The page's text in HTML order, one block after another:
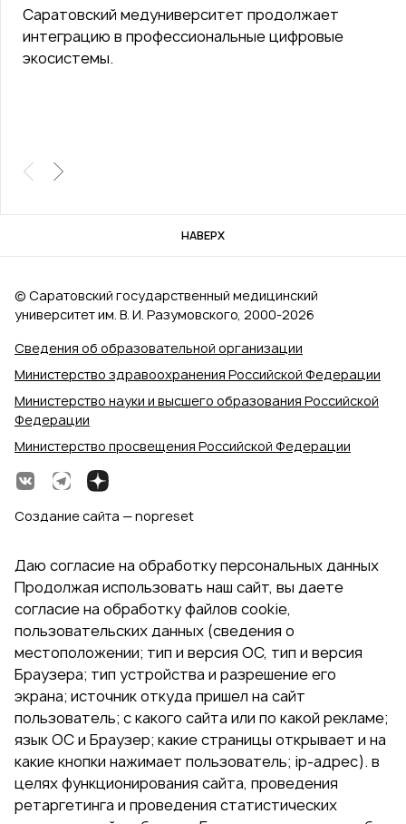
Саратовский медуниверситет продолжает
интеграцию в профессиональные цифровые
экосистемы.
НАВЕРХ
Сведения об образовательной организации
Министерство здравоохранения Российской Федерации
Министерство науки и высшего образования Российской
Федерации
Министерство просвещения Российской Федерации
© Саратовский государственный медицинский
университет им. В. И. Разумовского, 2000‑2026
Создание сайта — nopreset
Даю согласие на обработку персональных данных
Продолжая использовать наш сайт, вы даете
согласие на обработку файлов cookie,
пользовательских данных (сведения о
местоположении; тип и версия ОС, тип и версия
Браузера; тип устройства и разрешение его
экрана; источник откуда пришел на сайт
пользователь; с какого сайта или по какой рекламе;
язык ОС и Браузер; какие страницы открывает и на
какие кнопки нажимает пользователь; ip-адрес). в
целях функционирования сайта, проведения
ретаргетинга и проведения статистических